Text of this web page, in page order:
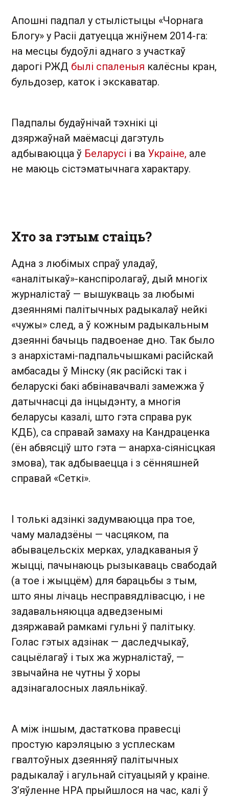
Апошні падпал у стылістыцы «Чорнага
Блогу» у Расіі датуецца жніўнем 2014-га:
на месцы будоўлі аднаго з участкаў
дарогі РЖД былі спаленыя калёсны кран,
бульдозер, каток і экскаватар.
Падпалы будаўнічай тэхнікі ці
дзяржаўнай маёмасці дагэтуль
адбываюцца ў Беларусі і ва Украіне, але
не маюць сістэматычнага характару.
Хто за гэтым стаіць?
Адна з любімых спраў уладаў,
«аналітыкаў»-канспіролагаў, дый многіх
журналістаў — вышукваць за любымі
дзеяннямі палітычных радыкалаў нейкі
«чужы» след, а ў кожным радыкальным
дзеянні бачыць падвоенае дно. Так было
з анархістамі-падпальчышкамі расійскай
амбасады ў Мінску (як расійскі так і
беларускі бакі абвінавачвалі замежжа ў
датычнасці да інцыдэнту, а многія
беларусы казалі, што гэта справа рук
КДБ), са справай замаху на Кандраценка
(ён абвясціў што гэта — анарха-сіянісцкая
змова), так адбываецца і з сённяшней
справай «Сеткі».
І толькі адзінкі задумваюцца пра тое,
чаму маладзёны — часцяком, па
абывацельскіх мерках, уладкаваныя ў
жыцці, пачынаюць рызыкаваць свабодай
(а тое і жыццём) для барацьбы з тым,
што яны лічаць несправядлівасцю, і не
задавальняюцца адведзенымі
дзяржавай рамкамі гульні ў палітыку.
Голас гэтых адзінак — даследчыкаў,
сацыёлагаў і тых жа журналістаў, —
звычайна не чутны ў хоры
адзінагалосных лаяльнікаў.
А між іншым, дастаткова правесці
простую карэляцыю з усплескам
гвалтоўных дзеянняў палітычных
радыкалаў і агульнай сітуацыяй у краіне.
З’яўленне НРА прыйшлося на час, калі ў